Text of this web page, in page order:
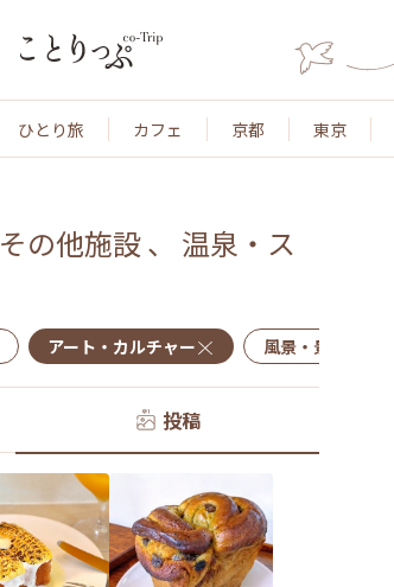
ひとり旅 カフェ 京都 東京
その他施設、 温泉・ス
アート・カルチャー 風景・景色
投稿